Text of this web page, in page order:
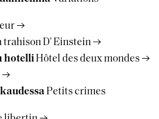
trahison D' Einstein
hotelli Hôtel des deux mondes
Petits crimes